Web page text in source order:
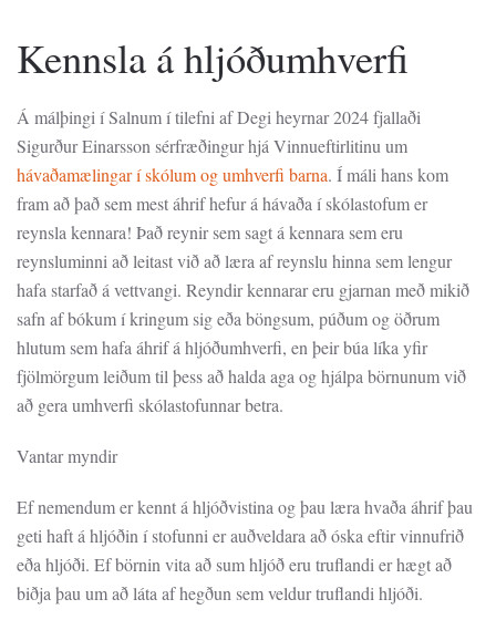
Kennsla á hljóðumhverfi
Á málþingi í Salnum ítilefni af Degi heyrnar 2024fjallaði
Sigurður Einarsson sérfræðingur hjá Vinnueftirlitinu um
hávaðamælingar í skólum og umhverfi barna. Í máli hans kom
fram að það sem mest áhrif hefur á hávaða í skólastofum er
reynsla kennara! Það reynir sem sagt á kennara sem eru
reynsluminni að leitast við að læra af reynslu hinna sem lengur
hafa starfað á vettvangi. Reyndir kennarar eru gjarnan með mikið
safn af bókum í kringum sig eða böngsum, púðum og öðrum
hlutum sem hafa áhrif á hljóðumhverfi, en þeir búa líka yfir
fjölmörgum leiðum til þess að halda aga og hjálpa börnunum við
að gera umhverfi skólastofunnar betra.
Vantar myndir
Ef nemendum er kennt á hljóðvistina og þau læra hvaða áhrif þau
geti haft á hljóðin í stofunni er auðveldara að óska eftir vinnufrið
eða hljóði. Ef börnin vita að sum hljóð eru truflandi er hægt að
biðja þau um að láta af hegðun sem veldur truflandi hljóði.